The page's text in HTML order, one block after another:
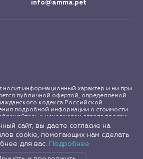
info@amma.pet
информационный характер и ни при
публичной офертой, определяемой
кодекса Российской
подробной информации о стоимости
к менеджерам отдела продаж
материалы сайта amma.pet защищены в
и международным законодательством
правах. Любое использование
только с письменного согласия
сайт, вы даете согласие на
cookie, помогающих нам сделать
для вас. Подробнее